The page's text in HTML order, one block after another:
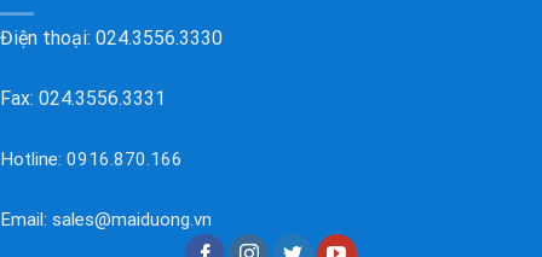
Điện thoại: 024.3556.3330
Fax: 024.3556.3331
Hotline: 0916.870.166
Email: sales@maiduong.vn